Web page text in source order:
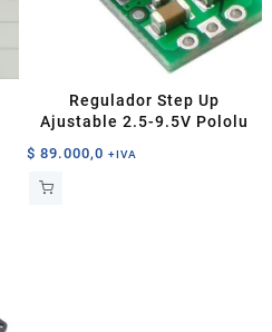
Regulador Step Up
Ajustable 2.5-9.5V Pololu
$ 89.000,0 +IVA